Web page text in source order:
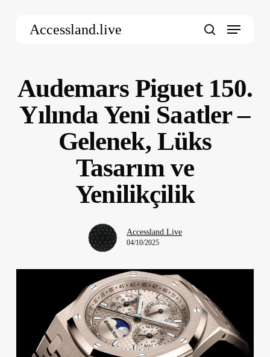
Accessland.live Menu
Audemars Piguet 150.
Yılında Yeni Saatler –
Gelenek, Lüks
Tasarım ve
Yenilikçilik
Accessland.Live
04/10/2025